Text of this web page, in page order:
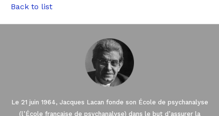
Back to list
Le 21 juin 1964, Jacques Lacan fonde son École de psychanalyse
(l’École française de psychanalyse) dans le but d’assurer la